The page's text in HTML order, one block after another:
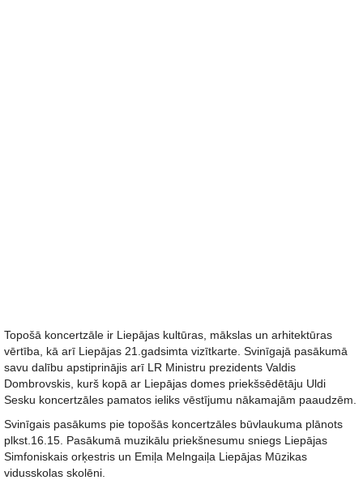
Topošā koncertzāle ir Liepājas kultūras, mākslas un arhitektūras
vērtība, kā arī Liepājas 21.gadsimta vizītkarte. Svinīgajā pasākumā
savu dalību apstiprinājis arī LR Ministru prezidents Valdis
Dombrovskis, kurš kopā ar Liepājas domes priekšsēdētāju Uldi
Sesku koncertzāles pamatos ieliks vēstījumu nākamajām paaudzēm.
Svinīgais pasākums pie topošās koncertzāles būvlaukuma plānots
plkst.16.15. Pasākumā muzikālu priekšnesumu sniegs Liepājas
Simfoniskais orķestris un Emiļa Melngaiļa Liepājas Mūzikas
vidusskolas skolēni.